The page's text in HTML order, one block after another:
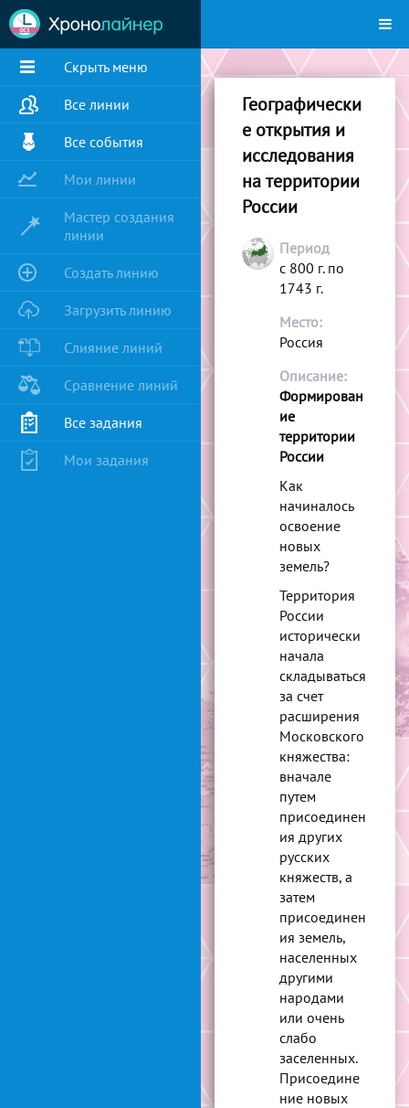
Скрыть меню
Все линии
Все события
Мои линии
Мастер создания
линии
Создать линию
Загрузить линию
Слияние линий
Сравнение линий
Все задания
Мои задания
Географически
е открытия и
исследования
на территории
России
Период
с 800 г. по
1743 г.
Место:
Россия
Описание:
Формирован
ие
территории
России
Как
начиналось
освоение
новых
земель?
Территория
России
исторически
начала
складываться
за счет
расширения
Московского
княжества:
вначале
путем
присоединен
ия других
русских
княжеств, а
затем
присоединен
ия земель,
населенных
другими
народами
или очень
слабо
заселенных.
Присоедине
ние новых